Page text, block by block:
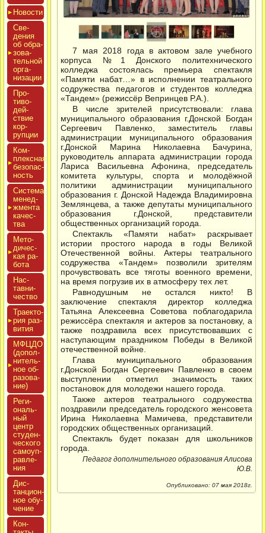
Новос­ти
Све­
дения
об об­ра­
зова­
тель­ной
ор­га­
низа­ции
Про­
тиво­
дей­
ствие
кор­
рупции
Ком­
плексная
бе­зопас­
ность
Сис­те­ма
ме­нед­
жмен­та
ка­чес­
тва
Мето­
дичес­
кая ра­
бота
Нас­
тавни­
чес­тво
Тра­ек­то­
рия раз­
ви­тия
МФЦДО
(до­пол­
ни­тель­
ное об­
ра­зова­
ние)
Реги­
ональ­
ный
центр
сту­ден­
ческо­го
са­мо­уп­
равле­
ния
Дис­
танци­он­
ное обу­
чение
Кон­
7 мая 2018 года в актовом зале учебного
корпуса №1 Донского политехнического
колледжа состоялась премьера спектакля
«Памяти набат…» в исполнении театрального
содружества педагогов и студентов колледжа
«Тандем» (режиссёр Вепринцев Р.А.).
В числе зрителей присутствовали: глава
муниципального образования г.Донской Богдан
Сергеевич Павленко, заместитель главы
администрации муниципального образования
г.Донской Марина Николаевна Бачурина,
руководитель аппарата администрации города
Лариса Васильевна Афонина, председатель
комитета культуры, спорта и молодёжной
политики администрации муниципального
образования г. Донской Надежда Владимировна
Землянцева, а также депутаты муниципального
образования г.Донской, представители
общественных организаций города.
Спектакль «Памяти набат» раскрывает
истории простого народа в годы Великой
Отечественной войны. Актеры театрального
содружества «Тандем» позволили зрителям
прочувствовать все тяготы военного времени,
на время погрузив их в атмосферу тех лет.
Равнодушным не остался никто! В
заключение спектакля директор колледжа
Татьяна Алексеевна Советова поблагодарила
режиссёра спектакля и актеров за постановку, а
также поздравила всех присутствовавших с
наступающим праздником Победы в Великой
отечественной войне.
Глава муниципального образования
г.Донской Богдан Сергеевич Павленко в своем
выступлении отметил значимость таких
постановок для молодежи нашего города.
Также актеров театрального содружества
поздравили председатель городского женсовета
Ирина Николаевна Мамичева, представители
городских общественных организаций.
Спектакль будет показан для школьников
города.
Педагог дополнительного образования Алисова
Ю.В.
Опубликовано: 07 мая 2018г.